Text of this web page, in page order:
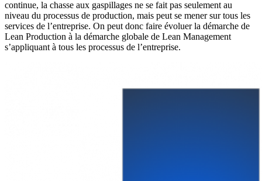
continue, la chasse aux gaspillages ne se fait pas seulement au
niveau du processus de production, mais peut se mener sur tous les
services de l’entreprise. On peut donc faire évoluer la démarche de
Lean Production à la démarche globale de Lean Management
s’appliquant à tous les processus de l’entreprise.